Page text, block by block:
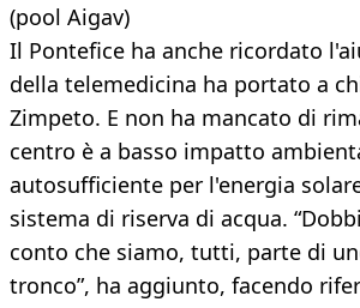
(pool Aigav)
Il Pontefice ha anche ricordato
della telemedicina ha portato a
Zimpeto. E non ha mancato di
centro è a basso impatto
autosufficiente per l'energia
sistema di riserva di acqua.
conto che siamo, tutti, parte di
tronco”, ha aggiunto, facendo